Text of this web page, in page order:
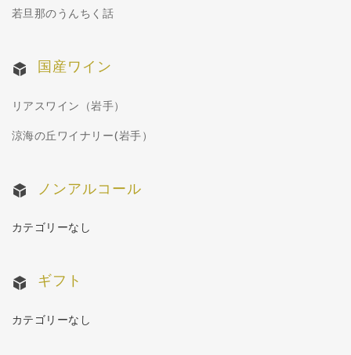
若旦那のうんちく話
国産ワイン
リアスワイン（岩手）
涼海の丘ワイナリー(岩手）
ノンアルコール
カテゴリーなし
ギフト
カテゴリーなし